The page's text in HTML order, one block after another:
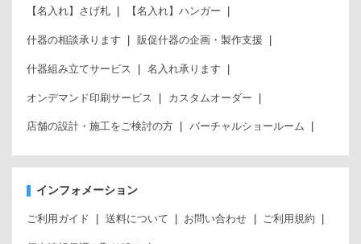
【名入れ】さげ札 【名入れ】ハンガー
什器の相談承ります 販促什器の企画・製作支援
什器組み立てサービス 名入れ承ります
オンデマンド印刷サービス カスタムオーダー
店舗の設計・施工をご検討の方 バーチャルショールーム
インフォメーション
ご利用ガイド 送料について お問い合わせ ご利用規約